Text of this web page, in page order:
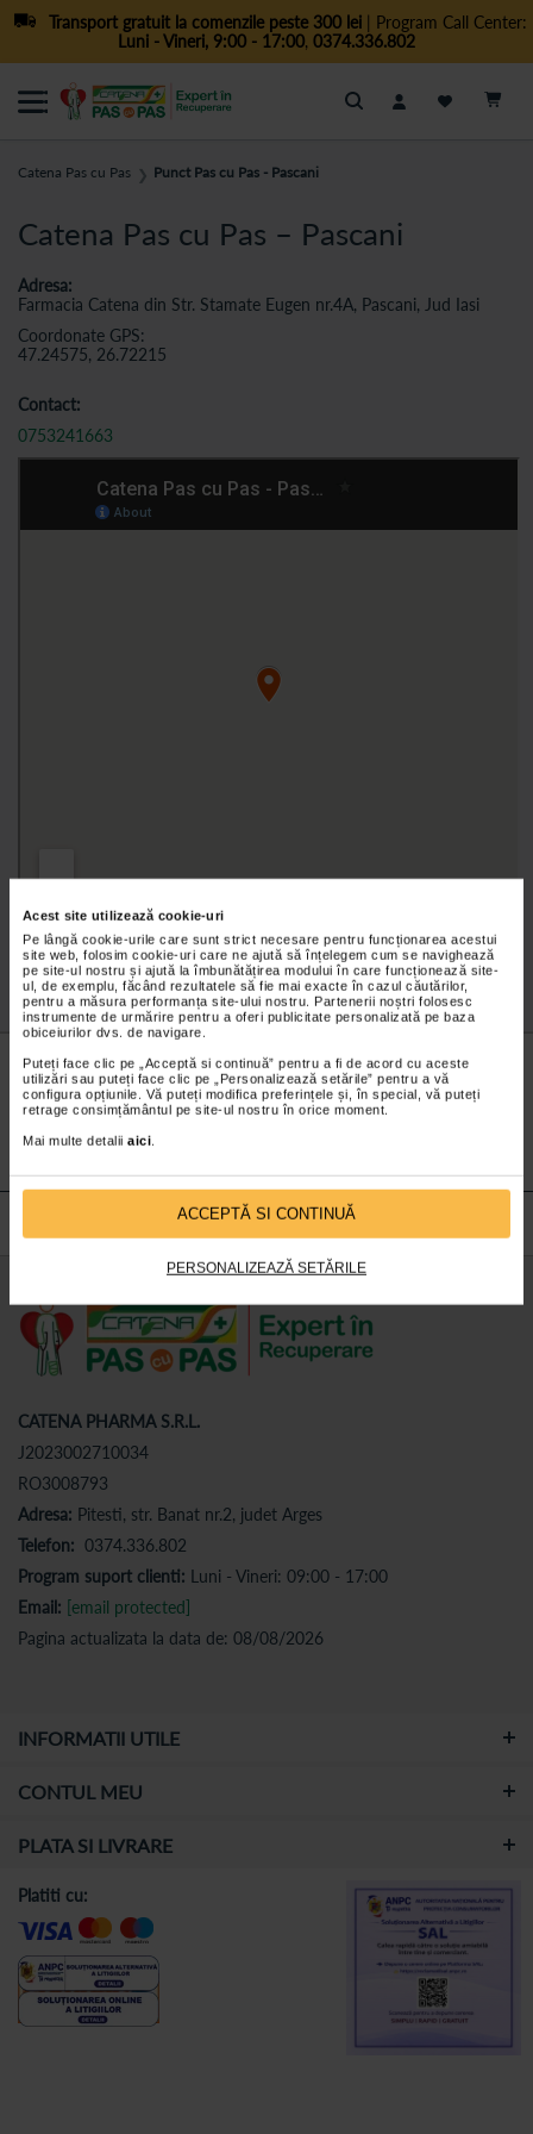
Acest site utilizează cookie-uri
Pe lângă cookie-urile care sunt strict necesare pentru funcționarea acestui
site web, folosim cookie-uri care ne ajută să înțelegem cum se navighează
pe site-ul nostru și ajută la îmbunătățirea modului în care funcționează site-
ul, de exemplu, făcând rezultatele să fie mai exacte în cazul căutărilor,
pentru a măsura performanța site-ului nostru. Partenerii noștri folosesc
instrumente de urmărire pentru a oferi publicitate personalizată pe baza
obiceiurilor dvs. de navigare.
Puteți face clic pe „Acceptă si continuă” pentru a fi de acord cu aceste
utilizări sau puteți face clic pe „Personalizează setările” pentru a vă
configura opțiunile. Vă puteți modifica preferințele și, în special, vă puteți
retrage consimțământul pe site-ul nostru în orice moment.
Mai multe detalii aici.
ACCEPTĂ SI CONTINUĂ
PERSONALIZEAZĂ SETĂRILE
Transport gratuit la comenzile peste 300 lei| Program Call Center:
Luni - Vineri, 9:00 - 17:00, 0374.336.802
Cautare
Catena Pas cu Pas ❯ Punct Pas cu Pas - Pascani
Catena Pas cu Pas – Pascani
Adresa:
Farmacia Catena din Str. Stamate Eugen nr.4A, Pascani, Jud Iasi
Coordonate GPS:
47.24575, 26.72215
Contact:
0753241663
Nu lăsa niciunpreț micneobservat.
Abonează-tela newsletter-ul nostru!
CATENA PHARMA S.R.L.
J2023002710034
RO3008793
Adresa: Pitesti, str. Banat nr.2, judet Arges
Telefon: 0374.336.802
Program suport clienti: Luni - Vineri: 09:00 - 17:00
Email: [email protected]
Pagina actualizata la data de: 08/08/2026
INFORMATII UTILE
CONTUL MEU
PLATA SI LIVRARE
Platiti cu: